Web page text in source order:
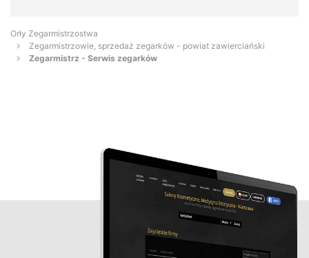
Orły Zegarmistrzostwa
Zegarmistrzowie, sprzedaż zegarków - powiat zawierciański
Zegarmistrz - Serwis zegarków